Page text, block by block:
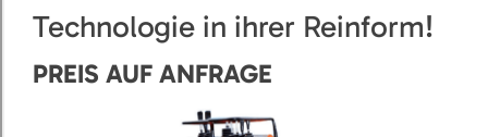
Technologie in ihrer Reinform!
PREIS AUF ANFRAGE